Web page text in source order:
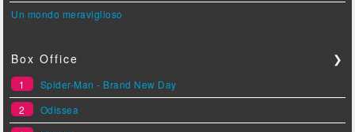
Un mondo meraviglioso
Box Office ❯
1
Spider-Man - Brand New Day
2
Odissea